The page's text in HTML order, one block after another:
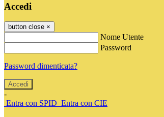
Accedi
button close ×
Nome Utente
Password
Password dimenticata?
-
Entra con SPID Entra con CIE